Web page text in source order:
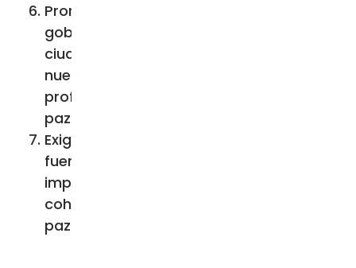
Promover nuevas formas de
gobernanza con una participación
ciudadana amplia, asegurando que
nuestras autoridades estén
profundamente comprometidas con la
paz en sus territorios.
Exigir la coordinación efectiva de las
fuerzas de seguridad y la
implementación de estrategias
coherentes en todo el país para vivir en
paz.